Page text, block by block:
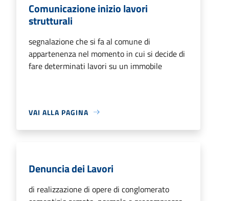
Comunicazione inizio lavori
strutturali
segnalazione che si fa al comune di
appartenenza nel momento in cui si decide di
fare determinati lavori su un immobile
VAI ALLA PAGINA
Denuncia dei Lavori
di realizzazione di opere di conglomerato